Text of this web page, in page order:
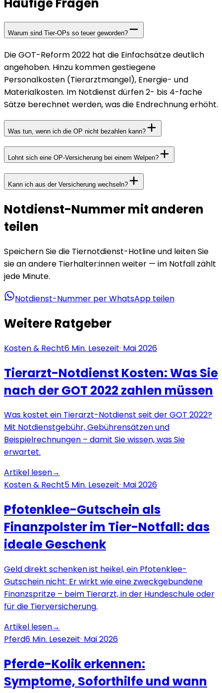
Häufige Fragen
Warum sind Tier-OPs so teuer geworden?
Die GOT-Reform 2022 hat die Einfachsätze deutlich
angehoben. Hinzu kommen gestiegene
Personalkosten (Tierarztmangel), Energie- und
Materialkosten. Im Notdienst dürfen 2- bis 4-fache
Sätze berechnet werden, was die Endrechnung erhöht.
Was tun, wenn ich die OP nicht bezahlen kann?
Lohnt sich eine OP-Versicherung bei einem Welpen?
Kann ich aus der Versicherung wechseln?
Notdienst-Nummer mit anderen
teilen
Speichern Sie die Tiernotdienst-Hotline und leiten Sie
sie an andere Tierhalter:innen weiter — im Notfall zählt
jede Minute.
Notdienst-Nummer per WhatsApp teilen
Weitere Ratgeber
Kosten & Recht6 Min. Lesezeit· Mai 2026
Tierarzt-Notdienst Kosten: Was Sie
nach der GOT 2022 zahlen müssen
Was kostet ein Tierarzt-Notdienst seit der GOT 2022?
Mit Notdienstgebühr, Gebührensätzen und
Beispielrechnungen – damit Sie wissen, was Sie
erwartet.
Artikel lesen→
Kosten & Recht5 Min. Lesezeit· Mai 2026
Pfotenklee-Gutschein als
Finanzpolster im Tier-Notfall: das
ideale Geschenk
Geld direkt schenken ist heikel, ein Pfotenklee-
Gutschein nicht: Er wirkt wie eine zweckgebundene
Finanzspritze – beim Tierarzt, in der Hundeschule oder
für die Tierversicherung.
Artikel lesen→
Pferd6 Min. Lesezeit· Mai 2026
Pferde-Kolik erkennen:
Symptome, Soforthilfe und wann